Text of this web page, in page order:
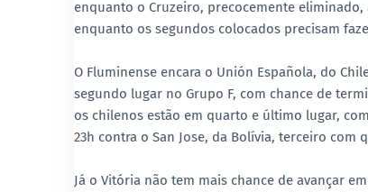
enquanto o Cruzeiro, precocemente
enquanto os segundos colocados precisam
O Fluminense encara o Unión Española, do
segundo lugar no Grupo F, com chance de
os chilenos estão em quarto e último lugar,
23h contra o San Jose, da Bolívia, terceiro com
Já o Vitória não tem mais chance de avançar